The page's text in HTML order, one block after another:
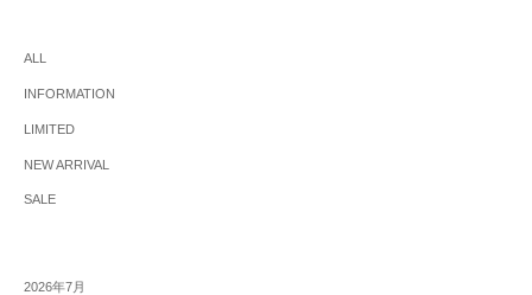
ALL
INFORMATION
LIMITED
NEW ARRIVAL
SALE
2026年7月